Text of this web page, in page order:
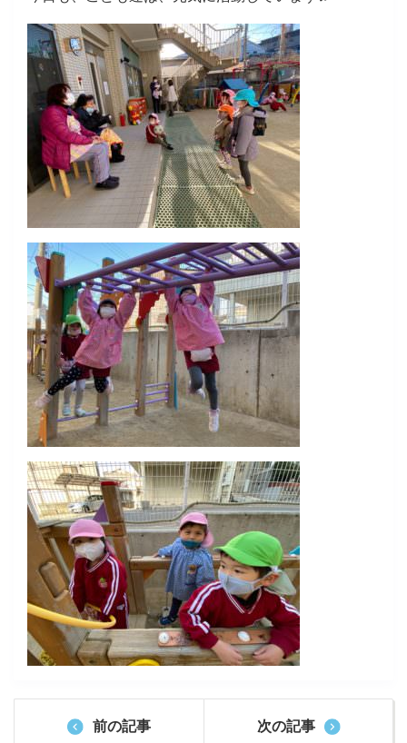
前の記事 次の記事